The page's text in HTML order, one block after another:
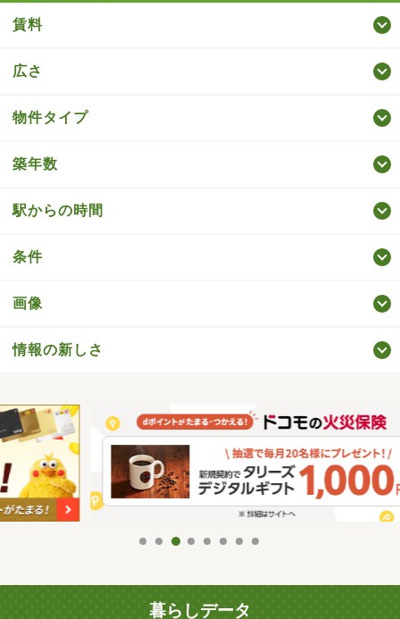
賃料
広さ
物件タイプ
築年数
駅からの時間
条件
画像
情報の新しさ
暮らしデータ